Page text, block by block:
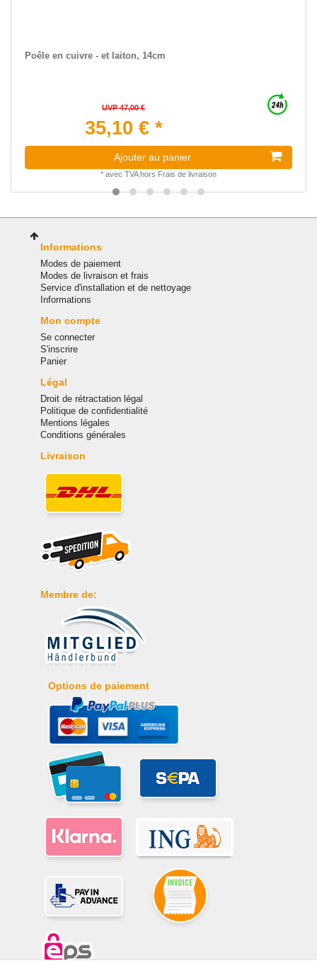
Poêle en cuivre - et laiton, 14cm
UVP 47,00 €
35,10 € *
Ajouter au panier
* avec TVAhors Frais de livraison
Informations
Modes de paiement
Modes de livraison et frais
Service d'installation et de nettoyage
Informations
Mon compte
Se connecter
S'inscrire
Panier
Légal
Droit de rétractation légal
Politique de confidentialité
Mentions légales
Conditions générales
Livraison
Membre de:
Options de paiement